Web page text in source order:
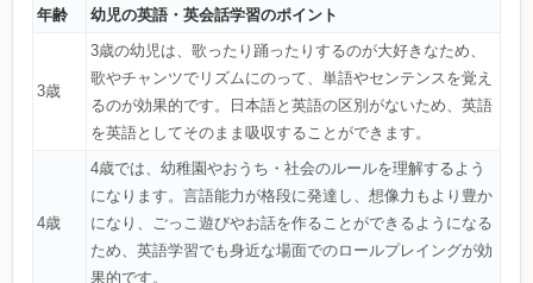
年齢 幼児の英語・英会話学習のポイント
3歳
3歳の幼児は、歌ったり踊ったりするのが大好きなため、
歌やチャンツでリズムにのって、単語やセンテンスを覚え
るのが効果的です。日本語と英語の区別がないため、英語
を英語としてそのまま吸収することができます。
4歳
4歳では、幼稚園やおうち・社会のルールを理解するよう
になります。言語能力が格段に発達し、想像力もより豊か
になり、ごっこ遊びやお話を作ることができるようになる
ため、英語学習でも身近な場面でのロールプレイングが効
果的です。